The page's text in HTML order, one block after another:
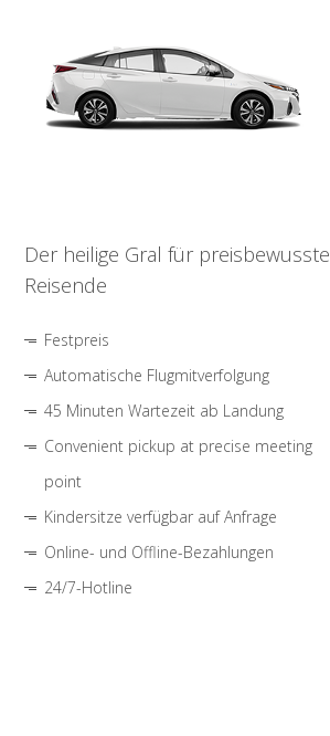
Der heilige Gral für preisbewusste
Reisende
Festpreis
Automatische Flugmitverfolgung
45 Minuten Wartezeit ab Landung
Convenient pickup at precise meeting
point
Kindersitze verfügbar auf Anfrage
Online- und Offline-Bezahlungen
24/7-Hotline